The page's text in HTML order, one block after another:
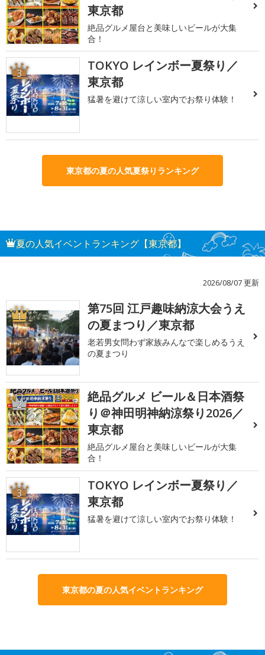
東京都
絶品グルメ屋台と美味しいビールが大集
合！
3
TOKYO レインボー夏祭り／
東京都
猛暑を避けて涼しい室内でお祭り体験！
東京都の夏の人気夏祭りランキング
夏の人気イベントランキング【東京都】
2026/08/07 更新
1
第75回 江戸趣味納涼大会うえ
の夏まつり／東京都
老若男女問わず家族みんなで楽しめるうえ
の夏まつり
2
絶品グルメ ビール＆日本酒祭
り＠神田明神納涼祭り2026／
東京都
絶品グルメ屋台と美味しいビールが大集
合！
3
TOKYO レインボー夏祭り／
東京都
猛暑を避けて涼しい室内でお祭り体験！
東京都の夏の人気イベントランキング